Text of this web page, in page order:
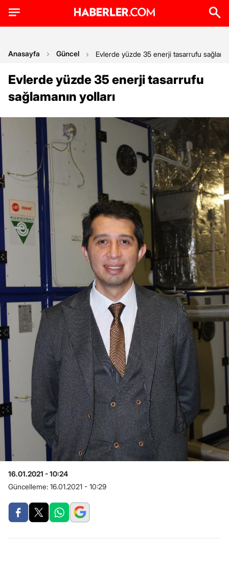
Anasayfa Güncel Evlerde yüzde 35 enerji tasarrufu
Evlerde yüzde 35 enerji tasarrufu
sağlamanın yolları
16.01.2021 - 10:24
Güncelleme: 16.01.2021 - 10:29